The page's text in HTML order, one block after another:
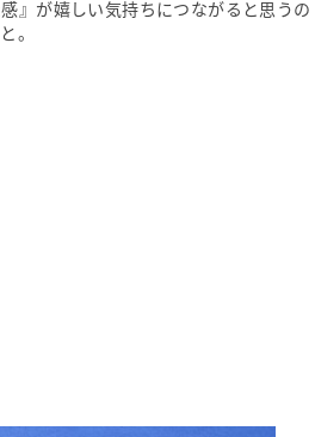
』が嬉しい気持ちにつながると思うの
。